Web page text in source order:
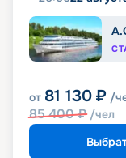
от 81 130 ₽ /
85 400₽ /чел